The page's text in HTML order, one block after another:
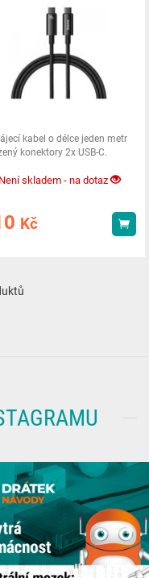
kabel o délce jeden metr
konektory 2x USB-C.
Není skladem - na dotaz
Kč